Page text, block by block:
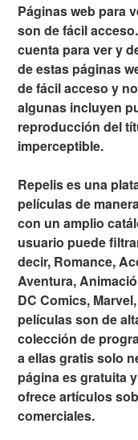
Páginas web para
son de fácil
cuenta para ver y
de estas páginas
de fácil acceso y
algunas incluyen
reproducción del
imperceptible.
Repelis es una
películas de
con un amplio
usuario puede
decir, Romance,
Aventura,
DC Comics,
películas son de
colección de
a ellas gratis solo
página es gratuita
ofrece artículos
comerciales.